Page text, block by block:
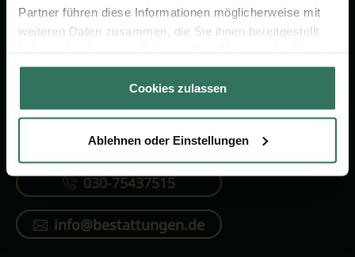
Partner führen diese Informationen möglicherweise mit
weiteren Daten zusammen, die Sie ihnen bereitgestellt
gesammelt haben.
Cookies zulassen
Ablehnen oder Einstellungen
Vergleich
Verzeichnis
Online-Portal
KONTAKTIEREN SIE UNS
030-75437515
info@bestattungen.de